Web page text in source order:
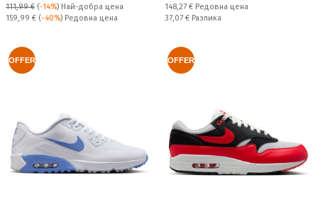
111,99 € (-14%) Най-добра цена
Редовна цена:
159,99 € (-40%) Редовна цена
Редовна цена:
148,27 € Редовна цена
Спестявате:
37,07 € Разлика
OFFER OFFER